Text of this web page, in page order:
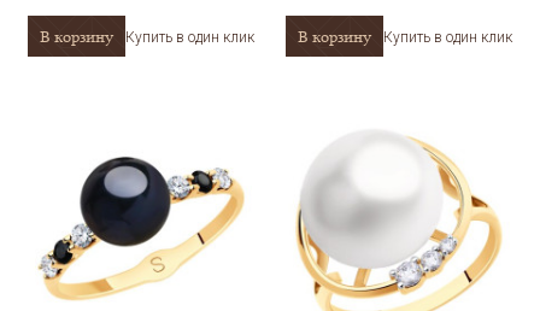
В корзину Купить в один клик В корзину Купить в один клик